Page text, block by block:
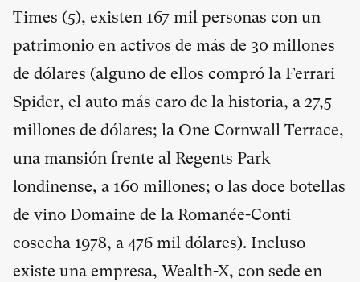
Times (5), existen 167 mil personas con un
patrimonio en activos de más de 30 millones
de dólares (alguno de ellos compró la Ferrari
Spider, el auto más caro de la historia, a 27,5
millones de dólares; la One Cornwall Terrace,
una mansión frente al Regents Park
londinense, a 160 millones; o las doce botellas
de vino Domaine de la Romanée-Conti
cosecha 1978, a 476 mil dólares). Incluso
existe una empresa, Wealth-X, con sede en